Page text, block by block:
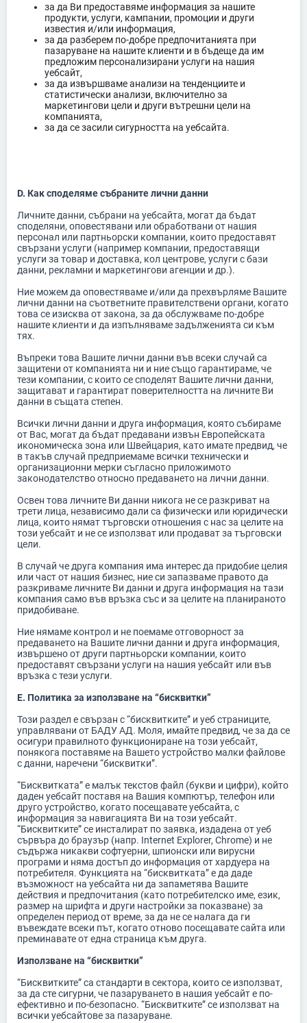
за да Ви предоставяме информация за нашите
продукти, услуги, кампании, промоции и други
известия и/или информация,
за да разберем по-добре предпочитанията при
пазаруване на нашите клиенти и в бъдеще да им
предложим персонализирани услуги на нашия
уебсайт,
за да извършваме анализи на тенденциите и
статистически анализи, включително за
маркетингови цели и други вътрешни цели на
компанията,
за да се засили сигурността на уебсайта.
D. Как споделяме събраните лични данни
Личните данни, събрани на уебсайта, могат да бъдат
споделяни, оповестявани или обработвани от нашия
персонал или партньорски компании, които предоставят
свързани услуги (например компании, предоставящи
услуги за товар и доставка, кол центрове, услуги с бази
данни, рекламни и маркетингови агенции и др.).
Ние можем да оповестяваме и/или да прехвърляме Вашите
лични данни на съответните правителствени органи, когато
това се изисква от закона, за да обслужваме по-добре
нашите клиенти и да изпълняваме задълженията си към
тях.
Въпреки това Вашите лични данни във всеки случай са
защитени от компанията ни и ние също гарантираме, че
тези компании, с които се споделят Вашите лични данни,
защитават и гарантират поверителността на личните Ви
данни в същата степен.
Всички лични данни и друга информация, която събираме
от Вас, могат да бъдат предавани извън Европейската
икономическа зона или Швейцария, като имате предвид, че
в такъв случай предприемаме всички технически и
организационни мерки съгласно приложимото
законодателство относно предаването на лични данни.
Освен това личните Ви данни никога не се разкриват на
трети лица, независимо дали са физически или юридически
лица, които нямат търговски отношения с нас за целите на
този уебсайт и не се използват или продават за търговски
цели.
В случай че друга компания има интерес да придобие целия
или част от нашия бизнес, ние си запазваме правото да
разкриваме личните Ви данни и друга информация на тази
компания само във връзка със и за целите на планираното
придобиване.
Ние нямаме контрол и не поемаме отговорност за
предаването на Вашите лични данни и друга информация,
извършено от други партньорски компании, които
предоставят свързани услуги на нашия уебсайт или във
връзка с тези услуги.
E. Политика за използване на “бисквитки”
Този раздел е свързан с “бисквитките” и уеб страниците,
управлявани от БАДУ АД. Моля, имайте предвид, че за да се
осигури правилното функциониране на този уебсайт,
понякога поставяме на Вашето устройство малки файлове
с данни, наречени “бисквитки”.
“Бисквитката” е малък текстов файл (букви и цифри), който
даден уебсайт поставя на Вашия компютър, телефон или
друго устройство, когато посещавате уебсайта, с
информация за навигацията Ви на този уебсайт.
“Бисквитките” се инсталират по заявка, издадена от уеб
сървъра до браузър (напр. Internet Explorer, Chrome) и не
съдържа никакви софтуерни, шпионски или вирусни
програми и няма достъп до информация от хардуера на
потребителя. Функцията на “бисквитката” е да даде
възможност на уебсайта ни да запаметява Вашите
действия и предпочитания (като потребителско име, език,
размер на шрифта и други настройки за показване) за
определен период от време, за да не се налага да ги
въвеждате всеки път, когато отново посещавате сайта или
преминавате от една страница към друга.
Използване на “бисквитки”
“Бисквитките” са стандарти в сектора, които се използват,
за да сте сигурни, че пазаруването в нашия уебсайт е по-
ефективно и по-безопасно. “Бисквитките” се използват на
всички уебсайтове за пазаруване.